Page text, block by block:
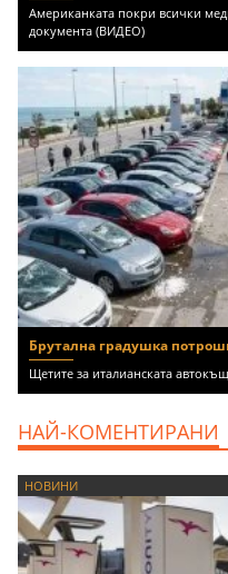
Американката покри всички
документа (ВИДЕО)
Брутална градушка
Щетите за италианската
НАЙ-КОМЕНТИРАНИ
НОВИНИ